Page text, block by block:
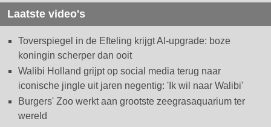
Laatste video's
Toverspiegel in de Efteling krijgt AI-upgrade: boze
koningin scherper dan ooit
Walibi Holland grijpt op social media terug naar
iconische jingle uit jaren negentig: 'Ik wil naar Walibi'
Burgers' Zoo werkt aan grootste zeegrasaquarium ter
wereld